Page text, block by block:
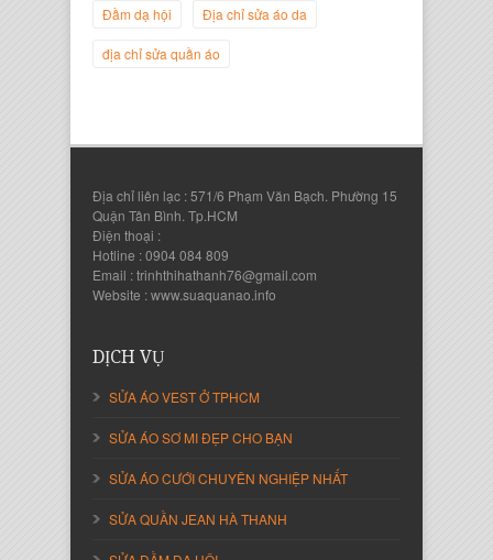
Giám Đốc Công ty Twist Potato
Đầm dạ hội Địa chỉ sửa áo da
địa chỉ sửa quần áo
Địa chỉ liên lạc : 571/6 Phạm Văn Bạch. Phường 15
Quận Tân Bình. Tp.HCM
Điện thoại :
Hotline : 0904 084 809
Email : trinhthihathanh76@gmail.com
Website : www.suaquanao.info
DỊCH VỤ
SỬA ÁO VEST Ở TPHCM
SỬA ÁO SƠ MI ĐẸP CHO BẠN
SỬA ÁO CƯỚI CHUYÊN NGHIỆP NHẤT
SỬA QUẦN JEAN HÀ THANH